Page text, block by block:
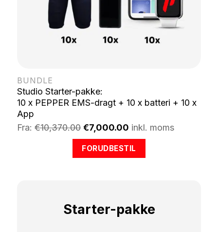
BUNDLE
Studio Starter-pakke:
10 x PEPPER EMS-dragt + 10 x batteri + 10 x
App
Fra: €10,370.00 €7,000.00 inkl. moms
FORUDBESTIL
Starter-pakke